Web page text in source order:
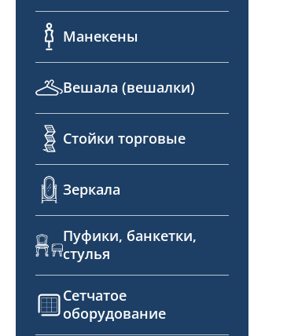
Манекены
Вешала (вешалки)
Стойки торговые
Зеркала
Пуфики, банкетки,
стулья
Сетчатое
оборудование